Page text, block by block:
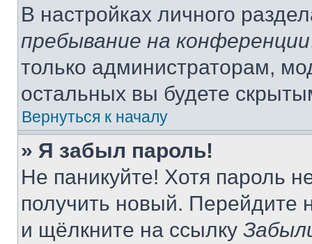
В настройках личного
пребывание на конференции
только администраторам,
остальных вы будете
Вернуться к началу
» Я забыл пароль!
Не паникуйте! Хотя пароль
получить новый. Перейдите
и щёлкните на ссылку